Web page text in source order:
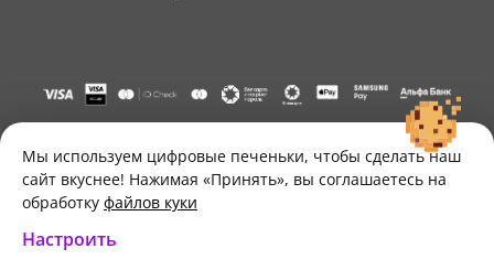
"ООО "Лигатура", УНП 193602931, Республика Беларусь, 220004,
г. Минск, ул. Амураторская, 4Б, цокольный этаж, помещение 3.
Р/с BY34 ALFA 3012 2B24 8200 1027 0000"
Свидетельство о государственной регистрации №193602931
выдано Минским горисполкомом 30.11.2021 г.
Мы используем цифровые печеньки, чтобы сделать наш
сайт вкуснее! Нажимая «Принять», вы соглашаетесь на
обработку файлов куки
Настроить